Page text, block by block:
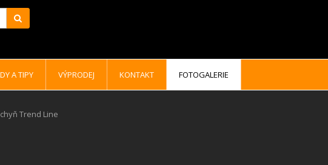
A TIPY VÝPRODEJ KONTAKT FOTOGALERIE
Trend Line